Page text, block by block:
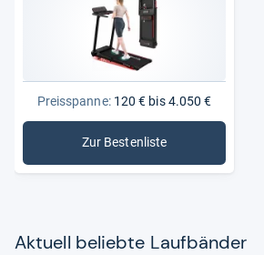
Preisspanne:120 € bis 4.050 €
Zur Bestenliste
: Laufbänder
Aktu­ell beliebte Lauf­bän­der